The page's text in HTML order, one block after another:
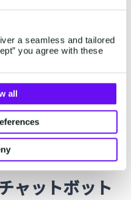
a seamless and tailored
you agree with these
all
の心配がなく、顧客は
るアカウントが本物で
きます。
コミュニケーションア
での顧客接点の窓口と
本で期待できる方法で
ャットボット